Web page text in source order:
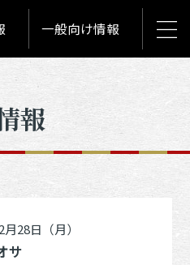
一般向け情報
報
28日（月）
サ